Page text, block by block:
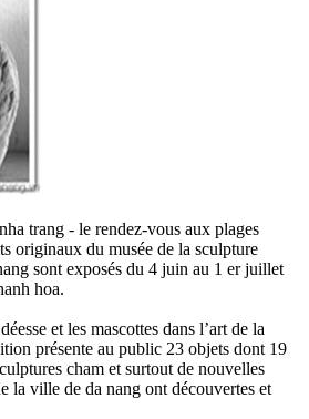
trang - le rendez-vous aux plages
originaux du musée de la sculpture
sont exposés du 4 juin au 1 er juillet
hoa.
et les mascottes dans l’art de la
présente au public 23 objets dont 19
cham et surtout de nouvelles
la ville de da nang ont découvertes et